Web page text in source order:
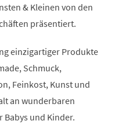
& Kleinen von den
präsentiert.
einzigartiger Produkte
Schmuck,
Feinkost, Kunst und
an wunderbaren
und Kinder.